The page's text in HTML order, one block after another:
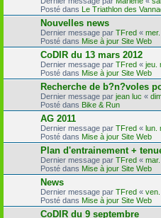
Posté dans Le Triathlon des
Nouvelles news
Dernier message par TFred «
Posté dans Mise à jour Site Web
CoDIR du 13 mars 2012
Dernier message par TFred « jeu.
Posté dans Mise à jour Site Web
Recherche de b?n?voles
Dernier message par jean luc «
Posté dans Bike & Run
AG 2011
Dernier message par TFred « lun.
Posté dans Mise à jour Site Web
Plan d'entrainement +
Dernier message par TFred «
Posté dans Mise à jour Site Web
News
Dernier message par TFred «
Posté dans Mise à jour Site Web
CoDIR du 9 septembre